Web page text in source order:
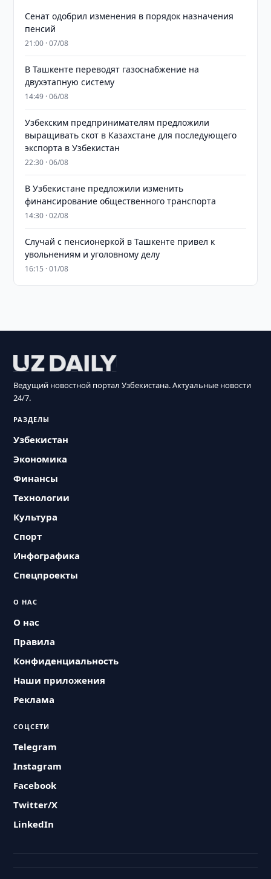
Сенат одобрил изменения в порядок назначения
пенсий
21:00 · 07/08
В Ташкенте переводят газоснабжение на
двухэтапную систему
14:49 · 06/08
Узбекским предпринимателям предложили
выращивать скот в Казахстане для последующего
экспорта в Узбекистан
22:30 · 06/08
В Узбекистане предложили изменить
финансирование общественного транспорта
14:30 · 02/08
Случай с пенсионеркой в Ташкенте привел к
увольнениям и уголовному делу
16:15 · 01/08
Ведущий новостной портал Узбекистана. Актуальные новости
24/7.
РАЗДЕЛЫ
Узбекистан
Экономика
Финансы
Технологии
Культура
Спорт
Инфографика
Спецпроекты
О НАС
О нас
Правила
Конфиденциальность
Наши приложения
Реклама
СОЦСЕТИ
Telegram
Instagram
Facebook
Twitter/X
LinkedIn